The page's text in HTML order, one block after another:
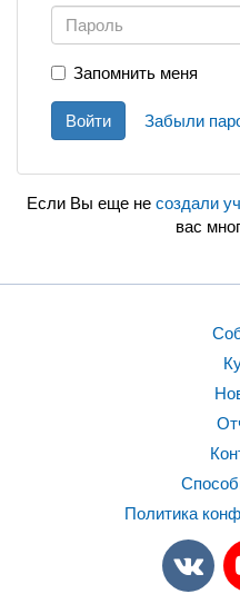
Запомнить меня
Войти Забыли
Если Вы еще не создали
вас
Политика